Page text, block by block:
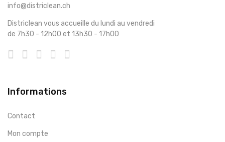
info@districlean.ch
Districlean vous accueille du lundi au vendredi
de 7h30 - 12h00 et 13h30 - 17h00
Informations
Contact
Mon compte